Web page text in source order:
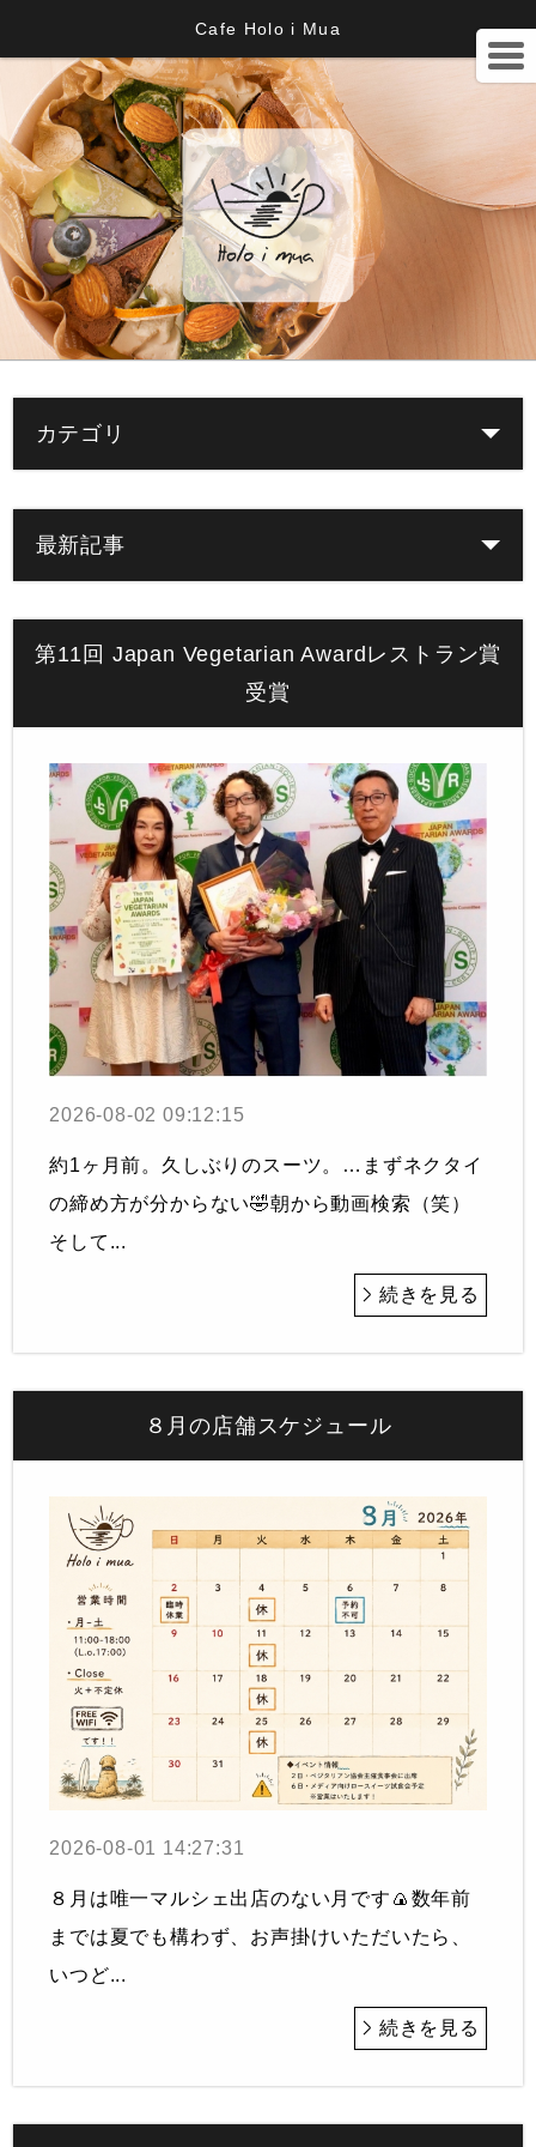
Cafe Holo i Mua
カテゴリ
最新記事
第11回 Japan Vegetarian Awardレストラン賞
受賞
2026-08-02 09:12:15
約1ヶ月前。久しぶりのスーツ。…まずネクタイ
の締め方が分からない🤣朝から動画検索（笑）
そして...
続きを見る
８月の店舗スケジュール
2026-08-01 14:27:31
８月は唯一マルシェ出店のない月です🍙数年前
までは夏でも構わず、お声掛けいただいたら、
いつど...
続きを見る